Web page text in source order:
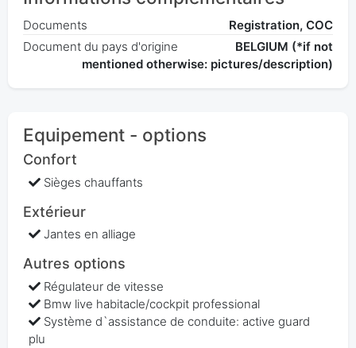
Documents
Registration, COC
Document du pays d'origine
BELGIUM (*if not
mentioned otherwise: pictures/description)
Equipement - options
Confort
Sièges chauffants
Extérieur
Jantes en alliage
Autres options
Régulateur de vitesse
Bmw live habitacle/cockpit professional
Système d`assistance de conduite: active guard
plu